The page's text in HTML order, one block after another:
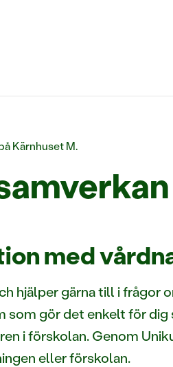
Kärnhuset M.
med
hjälper gärna till i frågor
gör det enkelt för dig
i förskolan. Genom
eller förskolan.